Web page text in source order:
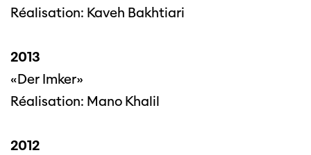
Réalisation: Kaveh Bakhtiari
2013
«Der Imker»
Réalisation: Mano Khalil
2012